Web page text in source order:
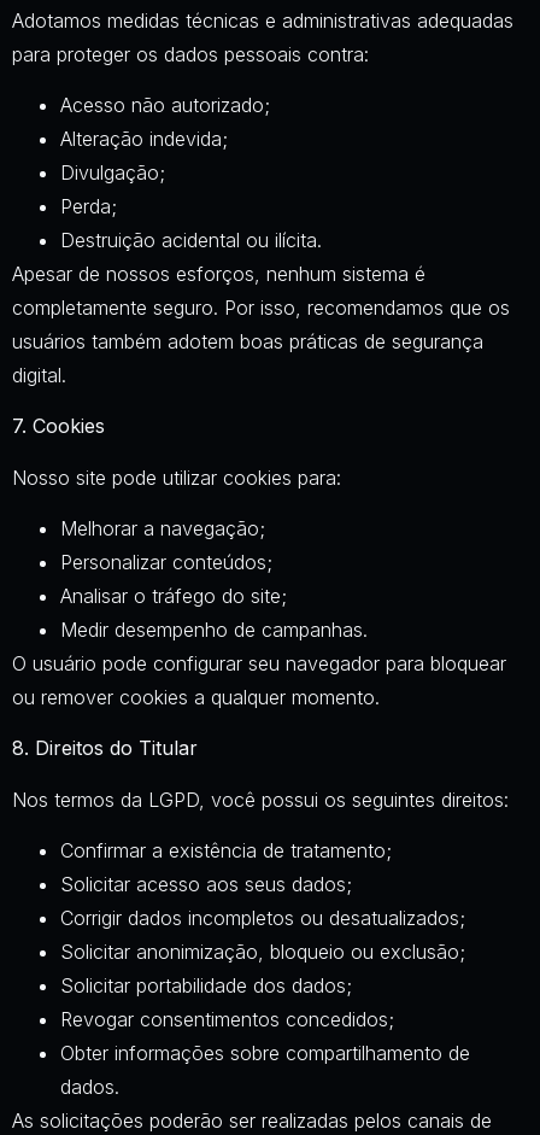
Adotamos medidas técnicas e administrativas adequadas
para proteger os dados pessoais contra:
Acesso não autorizado;
Alteração indevida;
Divulgação;
Perda;
Destruição acidental ou ilícita.
Apesar de nossos esforços, nenhum sistema é
completamente seguro. Por isso, recomendamos que os
usuários também adotem boas práticas de segurança
digital.
7. Cookies
Nosso site pode utilizar cookies para:
Melhorar a navegação;
Personalizar conteúdos;
Analisar o tráfego do site;
Medir desempenho de campanhas.
O usuário pode configurar seu navegador para bloquear
ou remover cookies a qualquer momento.
8. Direitos do Titular
Nos termos da LGPD, você possui os seguintes direitos:
Confirmar a existência de tratamento;
Solicitar acesso aos seus dados;
Corrigir dados incompletos ou desatualizados;
Solicitar anonimização, bloqueio ou exclusão;
Solicitar portabilidade dos dados;
Revogar consentimentos concedidos;
Obter informações sobre compartilhamento de
dados.
As solicitações poderão ser realizadas pelos canais de